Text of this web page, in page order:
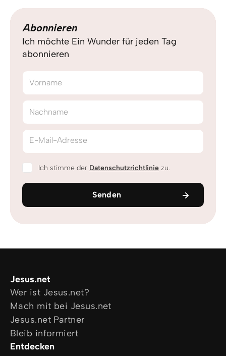
Abonnieren
Ich möchte Ein Wunder für jeden Tag
abonnieren
Vorname
Nachname
E-Mail-Adresse
Ich stimme der Datenschutzrichtlinie zu.
Senden
Jesus.net
Wer ist Jesus.net?
Mach mit bei Jesus.net
Jesus.net Partner
Bleib informiert
Entdecken